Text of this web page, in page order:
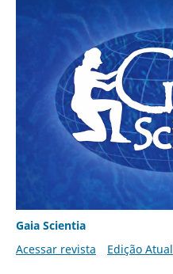
Gaia Scientia
Acessar revista
Edição Atual